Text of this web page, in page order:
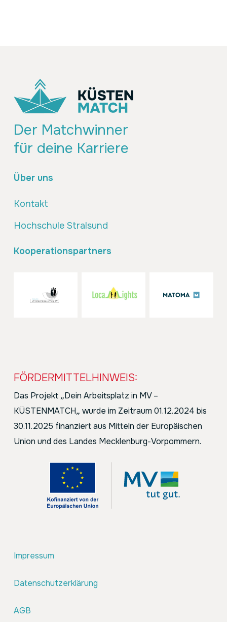
Der Matchwinner
für deine Karriere
Über uns
Kontakt
Hochschule Stralsund
Kooperationspartners
FÖRDERMITTELHINWEIS:
Das Projekt „Dein Arbeitsplatz in MV –
KÜSTENMATCH„ wurde im Zeitraum 01.12.2024 bis
30.11.2025 finanziert aus Mitteln der Europäischen
Union und des Landes Mecklenburg-Vorpommern.
Impressum
Datenschutzerklärung
AGB